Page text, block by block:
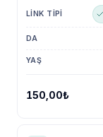
150,00₺